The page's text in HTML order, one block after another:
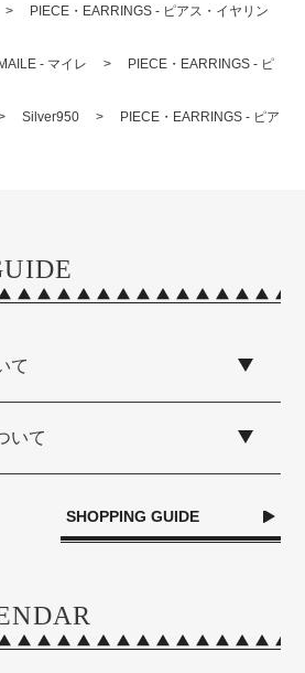
PIECE・EARRINGS - ピアス・イヤリン
- マイレ > PIECE・EARRINGS - ピ
Silver950 > PIECE・EARRINGS - ピア
て
いて
SHOPPING GUIDE